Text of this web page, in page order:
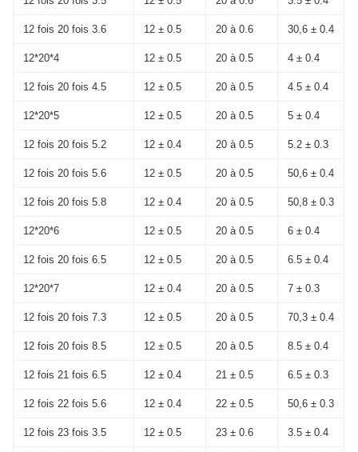
12 fois 20 fois 3.6 12 ± 0.5 20 à 0.6 30,6 ± 0.4
12*20*4 12 ± 0.5 20 à 0.5 4 ± 0.4
12 fois 20 fois 4.5 12 ± 0.5 20 à 0.5 4.5 ± 0.4
12*20*5 12 ± 0.5 20 à 0.5 5 ± 0.4
12 fois 20 fois 5.2 12 ± 0.4 20 à 0.5 5.2 ± 0.3
12 fois 20 fois 5.6 12 ± 0.5 20 à 0.5 50,6 ± 0.4
12 fois 20 fois 5.8 12 ± 0.4 20 à 0.5 50,8 ± 0.3
12*20*6 12 ± 0.5 20 à 0.5 6 ± 0.4
12 fois 20 fois 6.5 12 ± 0.5 20 à 0.5 6.5 ± 0.4
12*20*7 12 ± 0.4 20 à 0.5 7 ± 0.3
12 fois 20 fois 7.3 12 ± 0.5 20 à 0.5 70,3 ± 0.4
12 fois 20 fois 8.5 12 ± 0.5 20 à 0.5 8.5 ± 0.4
12 fois 21 fois 6.5 12 ± 0.4 21 ± 0.5 6.5 ± 0.3
12 fois 22 fois 5.6 12 ± 0.4 22 ± 0.5 50,6 ± 0.3
12 fois 23 fois 3.5 12 ± 0.5 23 ± 0.6 3.5 ± 0.4